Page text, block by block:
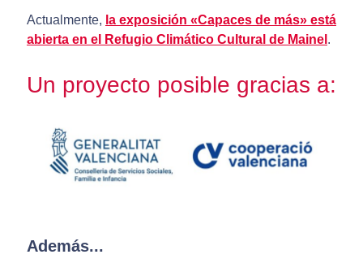
Actualmente, la exposición «Capaces de más» está
abierta en el Refugio Climático Cultural de Mainel .
Un proyecto posible gracias a:
Además...